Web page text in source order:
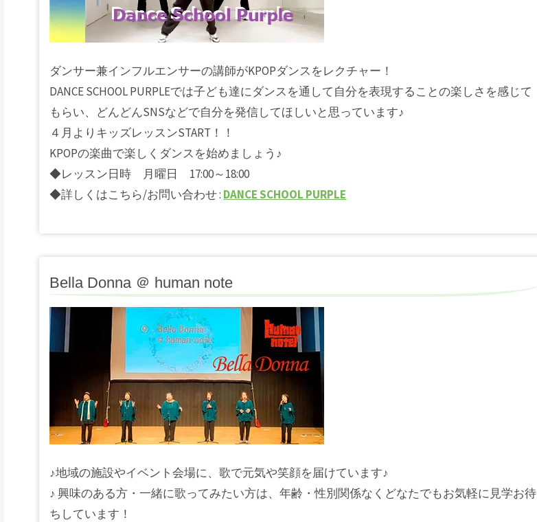
ダンサー兼インフルエンサーの講師がKPOPダンスをレクチャー！
DANCE SCHOOL PURPLEでは子ども達にダンスを通して自分を表現することの楽しさを感じて
もらい、どんどんSNSなどで自分を発信してほしいと思っています♪
４月よりキッズレッスンSTART！！
KPOPの楽曲で楽しくダンスを始めましょう♪
◆レッスン日時 月曜日 17:00～18:00
◆詳しくはこちら/お問い合わせ : DANCE SCHOOL PURPLE
Bella Donna ＠ human note
♪地域の施設やイベント会場に、歌で元気や笑顔を届けています♪
♪ 興味のある方・一緒に歌ってみたい方は、年齢・性別関係なくどなたでもお気軽に見学お待
ちしています！